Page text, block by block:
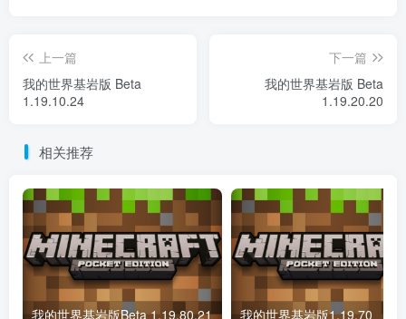
上一篇
我的世界基岩版 Beta
1.19.10.24
下一篇
我的世界基岩版 Beta
1.19.20.20
相关推荐
我的世界基岩版Beta 1.19.80.21 我的世界基岩版1.19.70